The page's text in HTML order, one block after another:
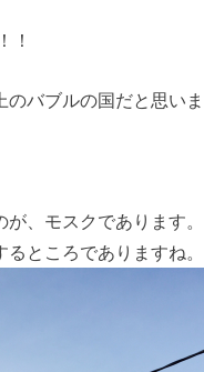
！
バブルの国だと思いま
、モスクであります。
ところでありますね。